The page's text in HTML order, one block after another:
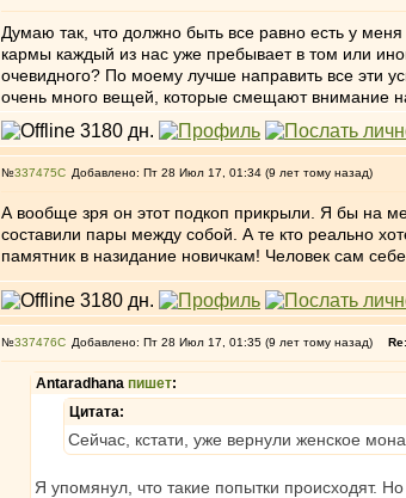
Думаю так, что должно быть все равно есть у
кармы каждый из нас уже пребывает в том или
очевидного? По моему лучше направить все эти
очень много вещей, которые смещают внимание
№337475 Добавлено: Пт 28 Июл 17, 01:34 (9 лет тому назад)
А вообще зря он этот подкоп прикрыли. Я бы на
составили пары между собой. А те кто реально
памятник в назидание новичкам! Человек сам
№337476 Добавлено: Пт 28 Июл 17, 01:35 (9 лет тому назад)
Antaradhana пишет:
Цитата:
Сейчас, кстати, уже вернули женское
Я упомянул, что такие попытки происходят.